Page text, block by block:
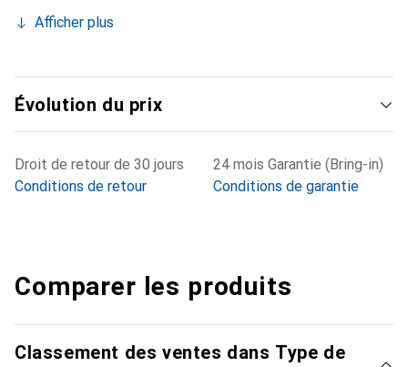
Afficher plus
Évolution du prix
Droit de retour de 30 jours
Conditions de retour
24 mois Garantie (Bring-in)
Conditions de garantie
Comparer les produits
Classement des ventes dans Type de